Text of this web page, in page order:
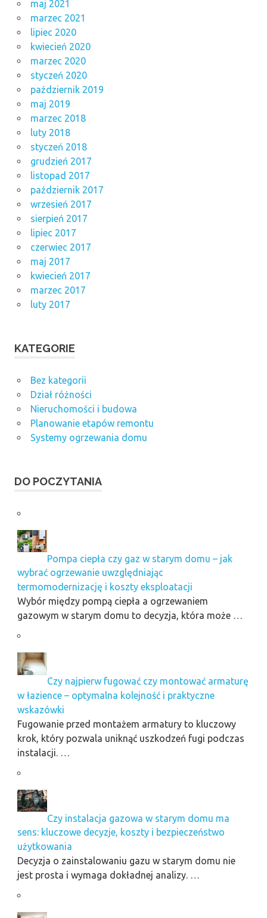
maj 2021
marzec 2021
lipiec 2020
kwiecień 2020
marzec 2020
styczeń 2020
październik 2019
maj 2019
marzec 2018
luty 2018
styczeń 2018
grudzień 2017
listopad 2017
październik 2017
wrzesień 2017
sierpień 2017
lipiec 2017
czerwiec 2017
maj 2017
kwiecień 2017
marzec 2017
luty 2017
KATEGORIE
Bez kategorii
Dział różności
Nieruchomości i budowa
Planowanie etapów remontu
Systemy ogrzewania domu
DO POCZYTANIA
Pompa ciepła czy gaz w starym domu – jak
wybrać ogrzewanie uwzględniając
termomodernizację i koszty eksploatacji
Wybór między pompą ciepła a ogrzewaniem
gazowym w starym domu to decyzja, która może …
Czy najpierw fugować czy montować armaturę
w łazience – optymalna kolejność i praktyczne
wskazówki
Fugowanie przed montażem armatury to kluczowy
krok, który pozwala uniknąć uszkodzeń fugi podczas
instalacji. …
Czy instalacja gazowa w starym domu ma
sens: kluczowe decyzje, koszty i bezpieczeństwo
użytkowania
Decyzja o zainstalowaniu gazu w starym domu nie
jest prosta i wymaga dokładnej analizy. …